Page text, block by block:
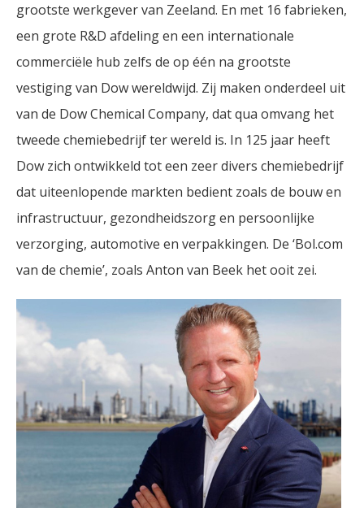
grootste werkgever van Zeeland. En met 16 fabrieken,
een grote R&D afdeling en een internationale
commerciële hub zelfs de op één na grootste
vestiging van Dow wereldwijd. Zij maken onderdeel uit
van de Dow Chemical Company, dat qua omvang het
tweede chemiebedrijf ter wereld is. In 125 jaar heeft
Dow zich ontwikkeld tot een zeer divers chemiebedrijf
dat uiteenlopende markten bedient zoals de bouw en
infrastructuur, gezondheidszorg en persoonlijke
verzorging, automotive en verpakkingen. De ‘Bol.com
van de chemie’, zoals Anton van Beek het ooit zei.